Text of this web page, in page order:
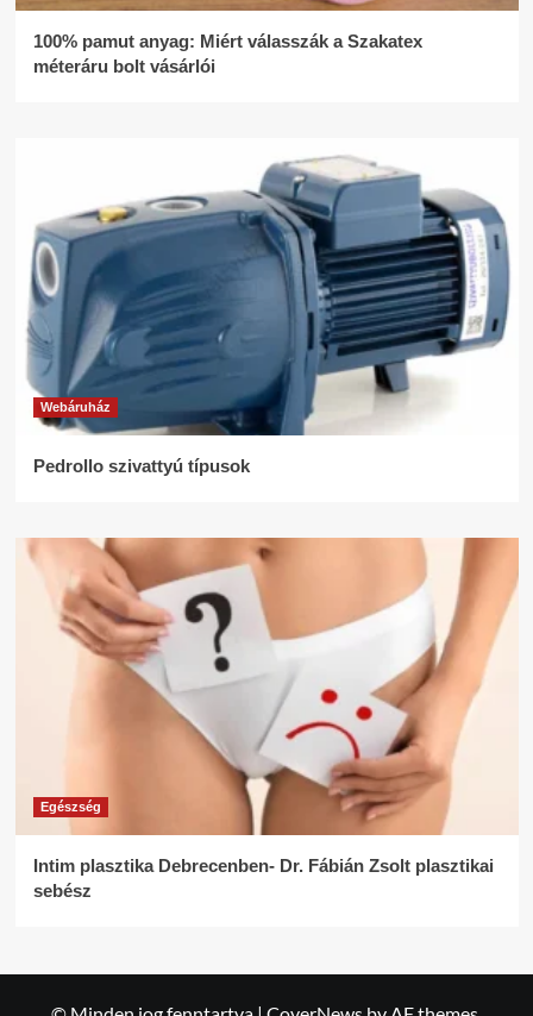
100% pamut anyag: Miért válasszák a Szakatex
méteráru bolt vásárlói
Webáruház
Pedrollo szivattyú típusok
Egészség
Intim plasztika Debrecenben- Dr. Fábián Zsolt plasztikai
sebész